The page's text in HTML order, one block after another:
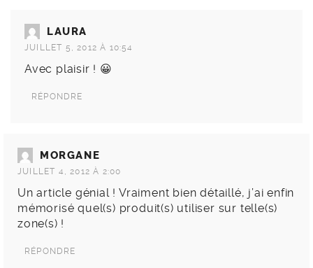
LAURA
JUILLET 5, 2012 À 10:54
Avec plaisir ! 😀
RÉPONDRE
MORGANE
JUILLET 4, 2012 À 2:00
Un article génial ! Vraiment bien détaillé, j’ai enfin
mémorisé quel(s) produit(s) utiliser sur telle(s)
zone(s) !
RÉPONDRE